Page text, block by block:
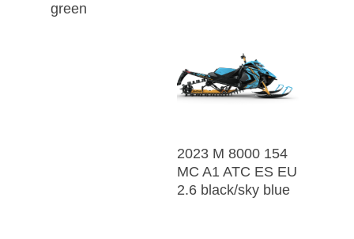
green
2023 M 8000 154
MC A1 ATC ES EU
2.6 black/sky blue